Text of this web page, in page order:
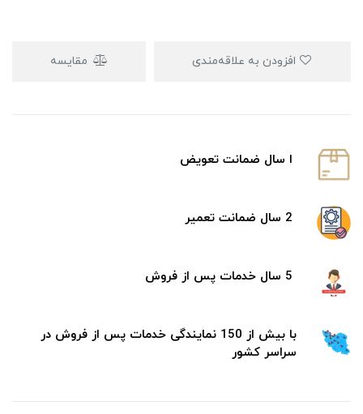
مقایسه
ا سال ضمانت تعویض
2 سال ضمانت تعمیر
5 سال خدمات پس از فروش
با بیش از 150 نمایندگی خدمات پس از فروش در
سراسر کشور